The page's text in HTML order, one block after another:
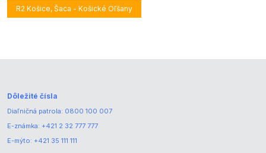
R2 Košice, Šaca - Košické Oľšany
Dôležité čísla
Diaľničná patrola: 0800 100 007
E-známka: +421 2 32 777 777
E-mýto: +421 35 111 111